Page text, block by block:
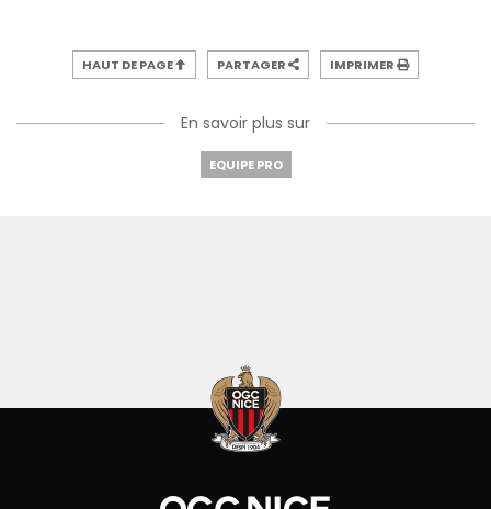
HAUT DE PAGE PARTAGER IMPRIMER
En savoir plus sur
EQUIPE PRO